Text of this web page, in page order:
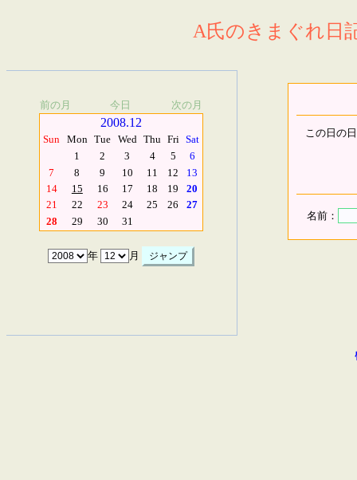
A氏のきまぐれ日
前の月 今日 次の月
2008.12
Sun Mon Tue Wed Thu Fri Sat
1
2 3 4 5
6
7
8 9 10 11 12
13
14
15 16 17 18 19
20
21
22 23 24 25 26
27
28
29 30 31
年 月
この日の
名前：